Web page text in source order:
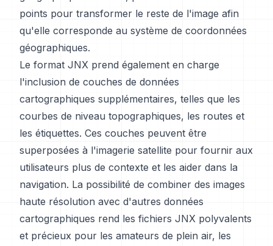
points pour transformer le reste de l'image afin
qu'elle corresponde au système de coordonnées
géographiques.
Le format JNX prend également en charge
l'inclusion de couches de données
cartographiques supplémentaires, telles que les
courbes de niveau topographiques, les routes et
les étiquettes. Ces couches peuvent être
superposées à l'imagerie satellite pour fournir aux
utilisateurs plus de contexte et les aider dans la
navigation. La possibilité de combiner des images
haute résolution avec d'autres données
cartographiques rend les fichiers JNX polyvalents
et précieux pour les amateurs de plein air, les